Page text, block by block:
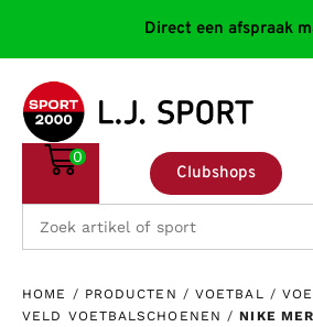
Direct een afspraak
Clubshops
0
HOME / PRODUCTEN / VOETBAL /
VELD VOETBALSCHOENEN /NIKE